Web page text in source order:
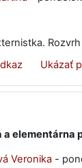
Ukázať
Martina
a elementárna
Veronika-